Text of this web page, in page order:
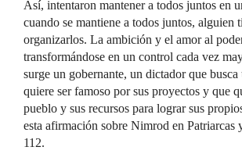
Así, intentaron mantener a todos juntos en
cuando se mantiene a todos juntos, alguien
organizarlos. La ambición y el amor al
transformándose en un control cada vez
surge un gobernante, un dictador que
quiere ser famoso por sus proyectos y que
pueblo y sus recursos para lograr sus
esta afirmación sobre Nimrod en Patriarcas
112.